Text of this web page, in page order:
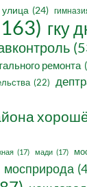
(24)
гку
ремонта
(22)
(17) мади (17)
мосприрода